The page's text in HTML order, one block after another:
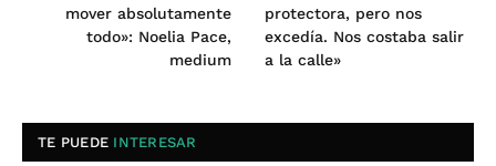
mover absolutamente
todo»: Noelia Pace,
medium
protectora, pero nos
excedía. Nos costaba salir
a la calle»
TE PUEDE INTERESAR